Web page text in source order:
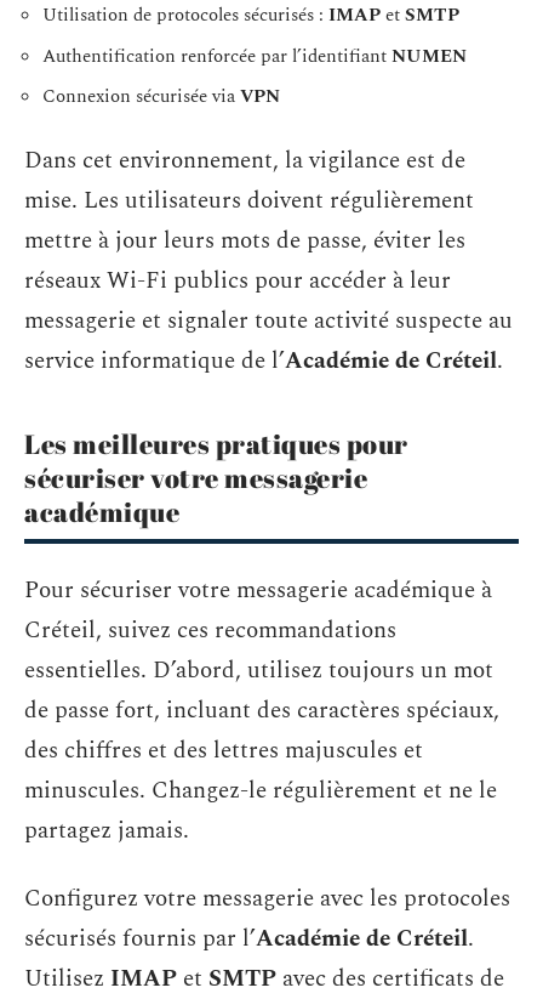
Utilisation de protocoles sécurisés : IMAPetSMTP
Authentification renforcée par l’identifiantNUMEN
Connexion sécurisée viaVPN
Dans cet environnement, la vigilance est de
mise. Les utilisateurs doivent régulièrement
mettre à jour leurs mots de passe, éviter les
réseaux Wi-Fi publics pour accéder à leur
messagerie et signaler toute activité suspecte au
service informatique de l’Académie de Créteil.
Les meilleures pratiques pour
sécuriser votre messagerie
académique
Pour sécuriser votre messagerie académique à
Créteil, suivez ces recommandations
essentielles. D’abord, utilisez toujours un mot
de passe fort, incluant des caractères spéciaux,
des chiffres et des lettres majuscules et
minuscules. Changez-le régulièrement et ne le
partagez jamais.
Configurez votre messagerie avec les protocoles
sécurisés fournis par l’Académie de Créteil.
Utilisez IMAP et SMTP avec des certificats de